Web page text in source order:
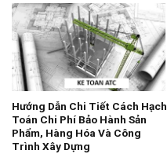
Hướng Dẫn Chi Tiết Cách Hạch
Toán Chi Phí Bảo Hành Sản
Phẩm, Hàng Hóa Và Công
Trình Xây Dựng